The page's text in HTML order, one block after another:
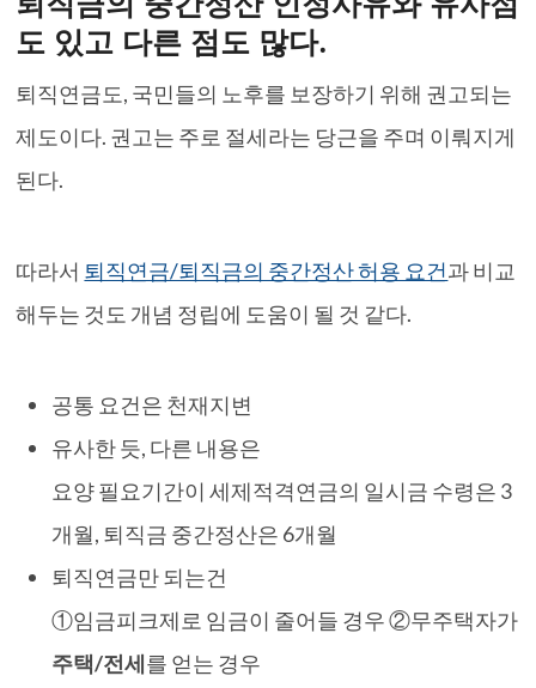
도 있고 다른 점도 많다.
퇴직연금도, 국민들의 노후를 보장하기 위해 권고되는
제도이다. 권고는 주로 절세라는 당근을 주며 이뤄지게
된다.
따라서 퇴직연금/퇴직금의 중간정산 허용 요건과 비교
해두는 것도 개념 정립에 도움이 될 것 같다.
공통 요건은 천재지변
유사한 듯, 다른 내용은
요양 필요기간이 세제적격연금의 일시금 수령은 3
개월, 퇴직금 중간정산은 6개월
퇴직연금만 되는건
①임금피크제로 임금이 줄어들 경우 ②무주택자가
주택/전세를 얻는 경우